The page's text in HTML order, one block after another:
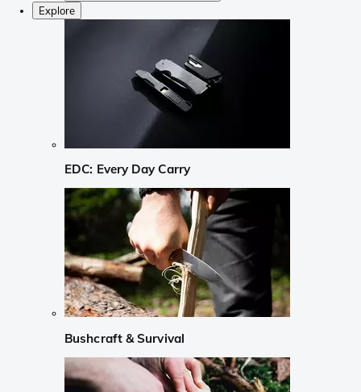
Explore
EDC: Every Day Carry
Bushcraft & Survival